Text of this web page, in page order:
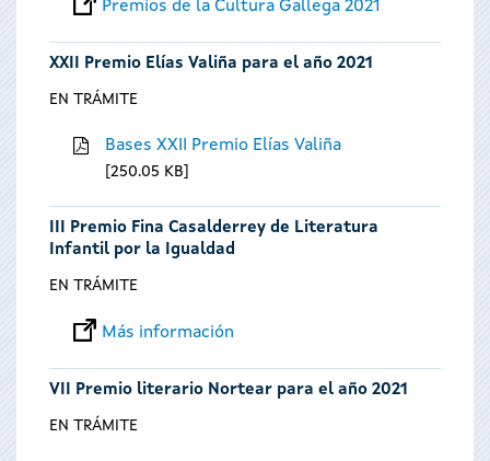
Premios de la Cultura Gallega 2021
XXII Premio Elías Valiña para el año 2021
EN TRÁMITE
Bases XXII Premio Elías Valiña
250.05 KB
III Premio Fina Casalderrey de Literatura
Infantil por la Igualdad
EN TRÁMITE
Más información
VII Premio literario Nortear para el año 2021
EN TRÁMITE